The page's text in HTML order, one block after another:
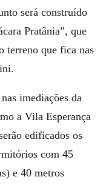
será construído
Pratânia”, que
terreno que fica nas
imediações da
a Vila Esperança
edificados os
com 45
e 40 metros